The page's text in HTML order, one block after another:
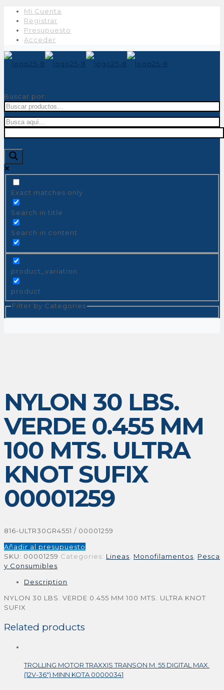
Mi Cuenta
Registrar
Presupuesto
Acceder
Buscar por:
Exact matches only
Search in title
Search in content
product_variation
product
Filter by Categories
NYLON 30 LBS.
VERDE 0.455 MM
100 MTS. ULTRA
KNOT SUFIX
00001259
816-ULTR30GR4551 / 00001259
Añadir al presupuesto
SKU: 00001259 Categories: Lineas Monofilamentos
Pesca
y Consumibles
Description
NYLON 30 LBS. VERDE 0.455 MM 100 MTS. ULTRA KNOT
SUFIX
Related products
TROLLING MOTOR TRAXXIS TRANSON M. 55 DIGITAL MAX.
(12V-36″) MINN KOTA 00000341